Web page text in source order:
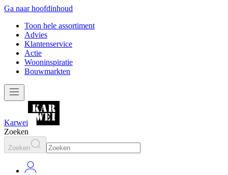
Ga naar hoofdinhoud
Toon hele assortiment
Advies
Klantenservice
Actie
Wooninspiratie
Bouwmarkten
Karwei
Zoeken
Zoeken